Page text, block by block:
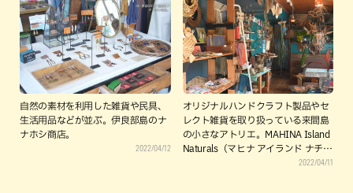
自然の素材を利用した雑貨や民具、
生活用品などが並ぶ。伊良部島のナ
ナホシ商店。
2022/04/12
オリジナルハンドクラフト製品やセ
レクト雑貨を取り扱っている来間島
の小さなアトリエ。MAHINA Island
Naturals（マヒナ アイランド ナチュ
2022/04/11